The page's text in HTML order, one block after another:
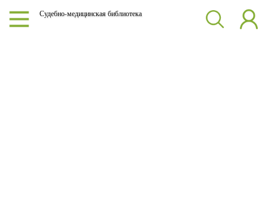
Судебно-медицинская библиотека